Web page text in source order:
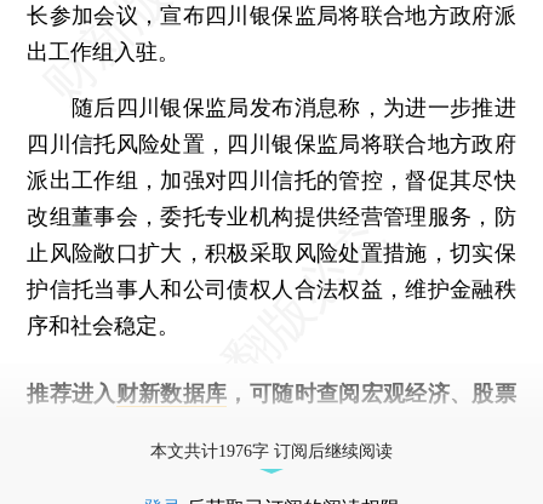
长参加会议，宣布四川银保监局将联合地方政府派
出工作组入驻。
随后四川银保监局发布消息称，为进一步推进
四川信托风险处置，四川银保监局将联合地方政府
派出工作组，加强对四川信托的管控，督促其尽快
改组董事会，委托专业机构提供经营管理服务，防
止风险敞口扩大，积极采取风险处置措施，切实保
护信托当事人和公司债权人合法权益，维护金融秩
序和社会稳定。
推荐进入 财新数据库 ，可随时查阅宏观经济、股票
本文共计1976字 订阅后继续阅读